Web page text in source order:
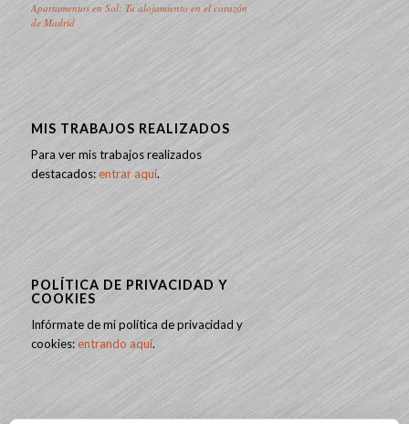
Apartamentos en Sol: Tu alojamiento en el corazón
de Madrid
MIS TRABAJOS REALIZADOS
Para ver mis trabajos realizados
destacados:entrar aquí.
POLÍTICA DE PRIVACIDAD Y
COOKIES
Infórmate de mi política de privacidad y
cookies:entrando aquí.